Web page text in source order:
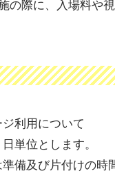
の際に、入場料や
ジ利用について
単位とします。
準備及び片付けの時